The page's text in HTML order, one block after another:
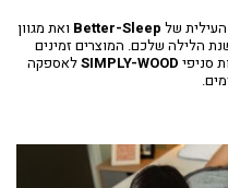
העילית של Better-Sleep ואת מגוון
הלילה שלכם. המוצרים זמינים
סניפי SIMPLY-WOODלאספקה